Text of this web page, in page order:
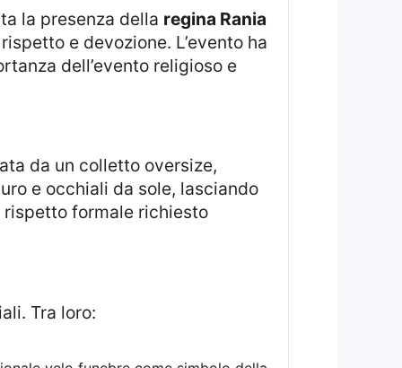
la presenza della regina Rania
e devozione. L’evento ha
dell’evento religioso e
e occhiali da sole, lasciando
formale richiesto
Tra loro: